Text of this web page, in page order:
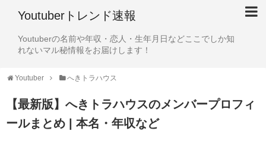
Youtuberトレンド速報
Youtuberの名前や年収・恋人・生年月日などここでしか知
れないマル秘情報をお届けします！
Youtuber へきトラハウス
【最新版】へきトラハウスのメンバープロフィ
ールまとめ | 本名・年収など